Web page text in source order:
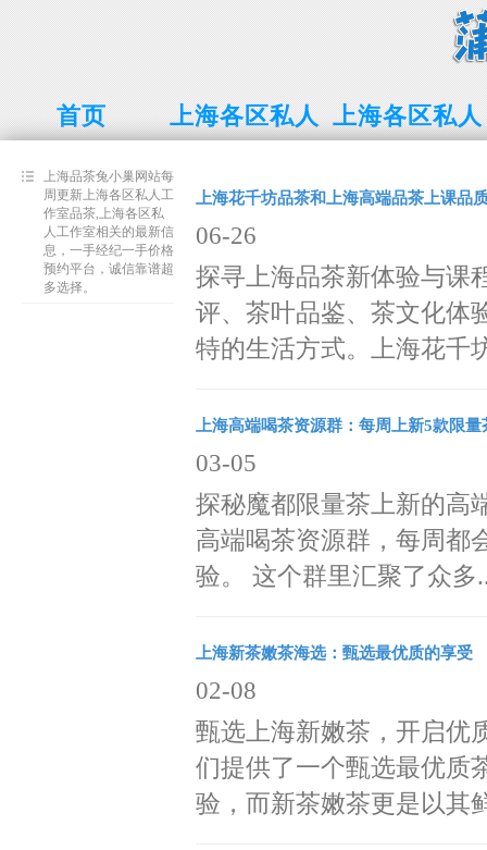
首页
上海各区私人 上海各区私人
上海品茶兔小巢网站每
周更新上海各区私人工
作室品茶,上海各区私
人工作室相关的最新信
息，一手经纪一手价格
预约平台，诚信靠谱超
多选择。
上海花千坊品茶和上海高端品茶上课品
06-26
探寻上海品茶新体验与课
评、茶叶品鉴、茶文化体
特的生活方式。上海花千
上海高端喝茶资源群：每周上新5款限量
03-05
探秘魔都限量茶上新的高
高端喝茶资源群，每周都
验。 这个群里汇聚了众多
上海新茶嫩茶海选：甄选最优质的享受
02-08
甄选上海新嫩茶，开启优
们提供了一个甄选最优质
验，而新茶嫩茶更是以其